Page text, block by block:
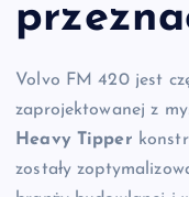
Volvo FM 420 jest
zaprojektowanej z
Heavy Tipper
zostały